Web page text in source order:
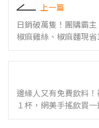
上一篇
日銷破萬隻！團購霸
椒麻雞絲、椒麻麵現
邊緣人又有免費飲料
１杯，網美手搖飲買